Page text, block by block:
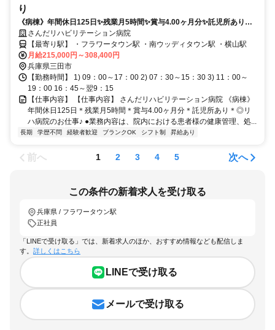
り
《病棟》年間休日125日✨残業月5時間✨賞与4.00ヶ月分✨託児所あり
✨⭕リハ病院のお仕事✨
さんだリハビリテーション病院
【最寄り駅】 ・フラワータウン駅 ・南ウッディタウン駅 ・横山駅
月給215,000円～308,400円
兵庫県三田市
【勤務時間】 1) 09：00～17：00 2) 07：30～15：30 3) 11：00～
19：00 16：45～翌9：15
【仕事内容】 【仕事内容】 さんだリハビリテーション病院 《病棟》
年間休日125日＊残業月5時間＊賞与4.00ヶ月分＊託児所あり＊◎リ
ハ病院のお仕事♪ ●業務内容は、院内における患者様の健康管理、処...
長期 学歴不問 経験者歓迎 ブランクOK シフト制 昇給あり
前へ 1 2 3 4 5 次へ
この条件の新着求人を受け取る
兵庫県 / フラワータウン駅
正社員
「LINEで受け取る」では、新着求人のほか、おすすめ情報なども配信しま
す。 詳しくはこちら
LINEで受け取る
メールで受け取る